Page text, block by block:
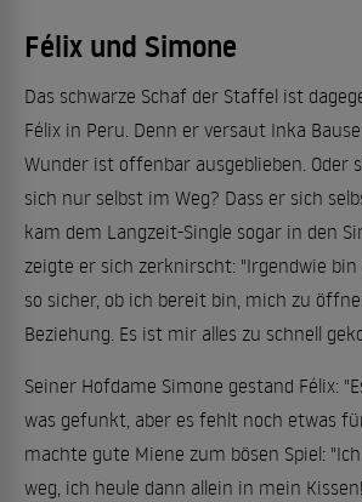
Félix und Simone
Das schwarze Schaf der Staffel ist
Félix in Peru. Denn er versaut Inka
Wunder ist offenbar ausgeblieben. Oder
sich nur selbst im Weg? Dass er sich
kam dem Langzeit-Single sogar in den
zeigte er sich zerknirscht: "Irgendwie
so sicher, ob ich bereit bin, mich zu
Beziehung. Es ist mir alles zu schnell
Seiner Hofdame Simone gestand Félix:
was gefunkt, aber es fehlt noch etwas
machte gute Miene zum bösen Spiel:
weg, ich heule dann allein in mein